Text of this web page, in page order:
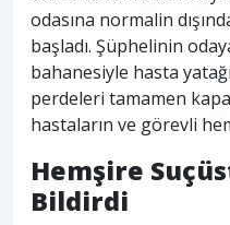
odasına normalin
başladı. Şüphelinin
bahanesiyle hasta
perdeleri tamamen
hastaların ve görevli
Hemşire
Bildirdi